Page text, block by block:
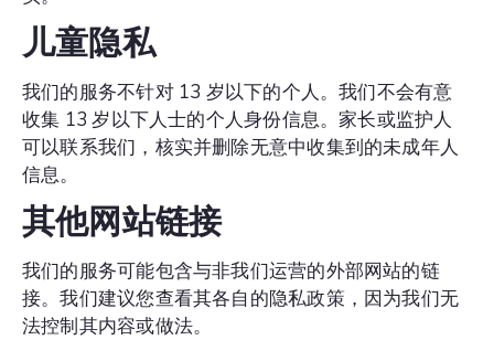
儿童隐私
我们的服务不针对 13 岁以下的个人。我们不会有意
收集 13 岁以下人士的个人身份信息。家长或监护人
可以联系我们，核实并删除无意中收集到的未成年人
信息。
其他网站链接
我们的服务可能包含与非我们运营的外部网站的链
接。我们建议您查看其各自的隐私政策，因为我们无
法控制其内容或做法。